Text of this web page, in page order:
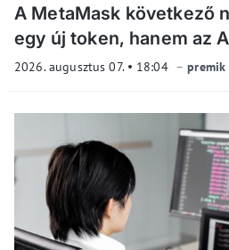
A MetaMask következő
egy új token, hanem az
2026. augusztus 07. 18:04 premik